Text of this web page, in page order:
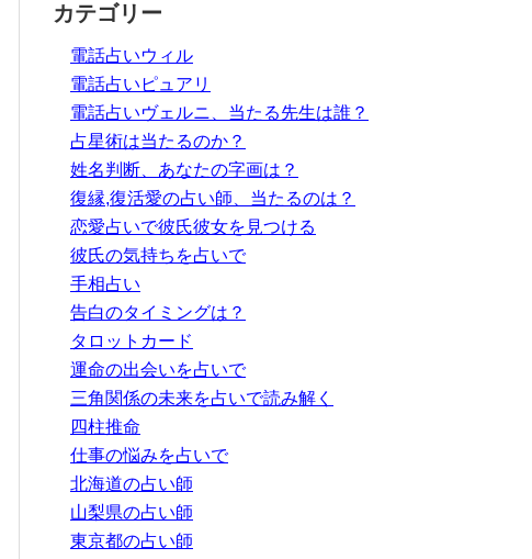
カテゴリー
電話占いウィル
電話占いピュアリ
電話占いヴェルニ、当たる先生は誰？
占星術は当たるのか？
姓名判断、あなたの字画は？
復縁,復活愛の占い師、当たるのは？
恋愛占いで彼氏彼女を見つける
彼氏の気持ちを占いで
手相占い
告白のタイミングは？
タロットカード
運命の出会いを占いで
三角関係の未来を占いで読み解く
四柱推命
仕事の悩みを占いで
北海道の占い師
山梨県の占い師
東京都の占い師